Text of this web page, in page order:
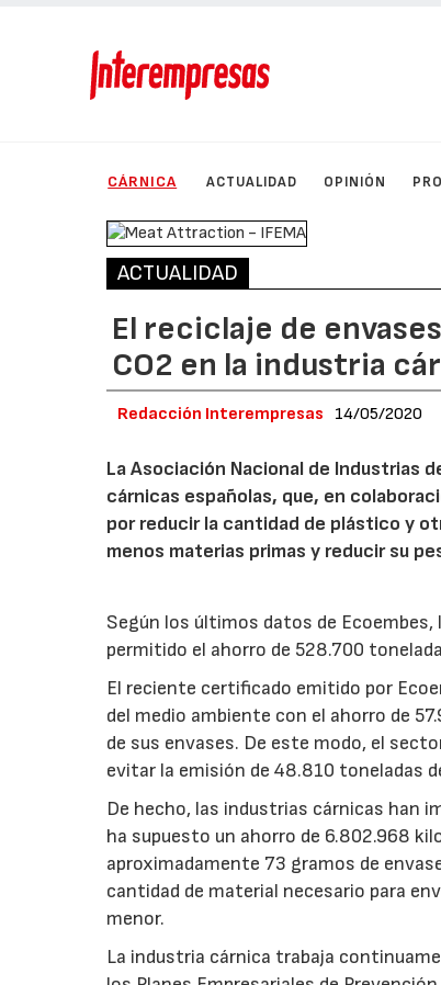
CÁRNICA ACTUALIDAD OPINIÓN
ACTUALIDAD
El reciclaje de
CO2 en la industria
Redacción Interempresas 14/05/2020
La Asociación Nacional de Industrias
cárnicas españolas, que, en
por reducir la cantidad de plástico y
menos materias primas y reducir su
Según los últimos datos de
permitido el ahorro de 528.700
El reciente certificado emitido por
del medio ambiente con el ahorro de
de sus envases. De este modo, el
evitar la emisión de 48.810 toneladas
De hecho, las industrias cárnicas han
ha supuesto un ahorro de 6.802.968
aproximadamente 73 gramos de
cantidad de material necesario para
menor.
La industria cárnica trabaja